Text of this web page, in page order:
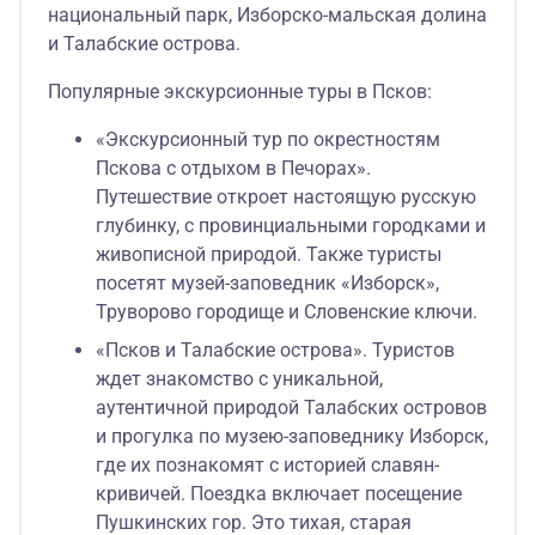
национальный парк, Изборско-мальская долина
и Талабские острова.
Популярные экскурсионные туры в Псков:
«Экскурсионный тур по окрестностям
Пскова с отдыхом в Печорах».
Путешествие откроет настоящую русскую
глубинку, с провинциальными городками и
живописной природой. Также туристы
посетят музей-заповедник «Изборск»,
Труворово городище и Словенские ключи.
«Псков и Талабские острова». Туристов
ждет знакомство с уникальной,
аутентичной природой Талабских островов
и прогулка по музею-заповеднику Изборск,
где их познакомят с историей славян-
кривичей. Поездка включает посещение
Пушкинских гор. Это тихая, старая